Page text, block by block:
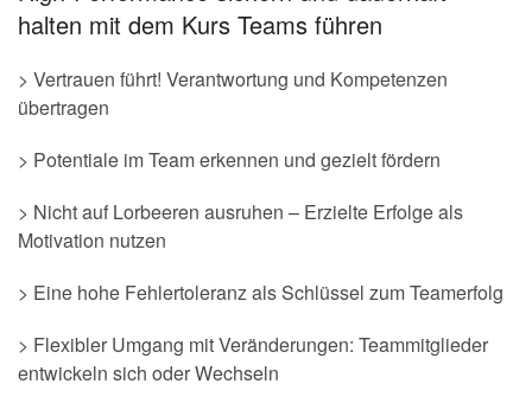
halten mit dem Kurs Teams führen
> Vertrauen führt! Verantwortung und Kompetenzen
übertragen
> Potentiale im Team erkennen und gezielt fördern
> Nicht auf Lorbeeren ausruhen – Erzielte Erfolge als
Motivation nutzen
> Eine hohe Fehlertoleranz als Schlüssel zum Teamerfolg
> Flexibler Umgang mit Veränderungen: Teammitglieder
entwickeln sich oder Wechseln